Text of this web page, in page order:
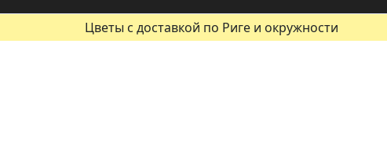
Цветы с доставкой по Риге и окружности